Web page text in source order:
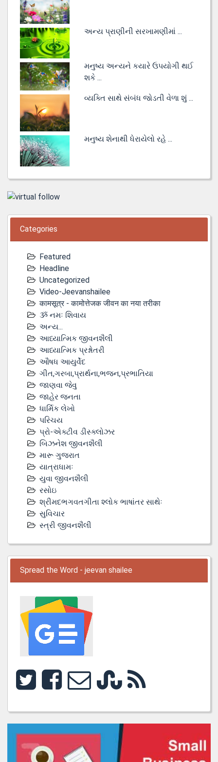
અન્ય પ્રાણીની સરખામણીમાં ...
મનુષ્ય અન્યને કયારે ઉપયોગી થઈ
શકે ...
વ્યક્તિ સાથે સંબંધ જોડતી વેળા શું ...
મનુષ્ય શેનાથી ધેરાયેલો રહે ...
Categories
Featured
Headline
Uncategorized
Video-Jeevanshailee
कामसूत्र - कामोत्तेजक जीवन का नया तरीका
ૐ નમઃ શિવાય
અન્ય...
આધ્યાત્મિક જીવનશૈલી
આધ્યાત્મિક પ્રશ્નોતરી
ઔષધ આયુર્વેદ
ગીત,ગરબા,પ્રાર્થના,ભજન,પ્રભાતિયા
જાણવા જેવુ
જાહેર જનતા
ધાર્મિક લેખો
પરિચય
પ્રો-એક્ટીવ ડીસ્‍ક્લોઝર
બિઝનેશ જીવનશૈલી
મારૂ ગુજરાત
યાત્રાધામઃ
યુવા જીવનશૈલી
રસોઇ
શ્રીમદભગવતગીતા શ્લોક ભાષાંતર સાથેઃ
સુવિચાર
સ્ત્રી જીવનશૈલી
Spread the Word - jeevan shailee